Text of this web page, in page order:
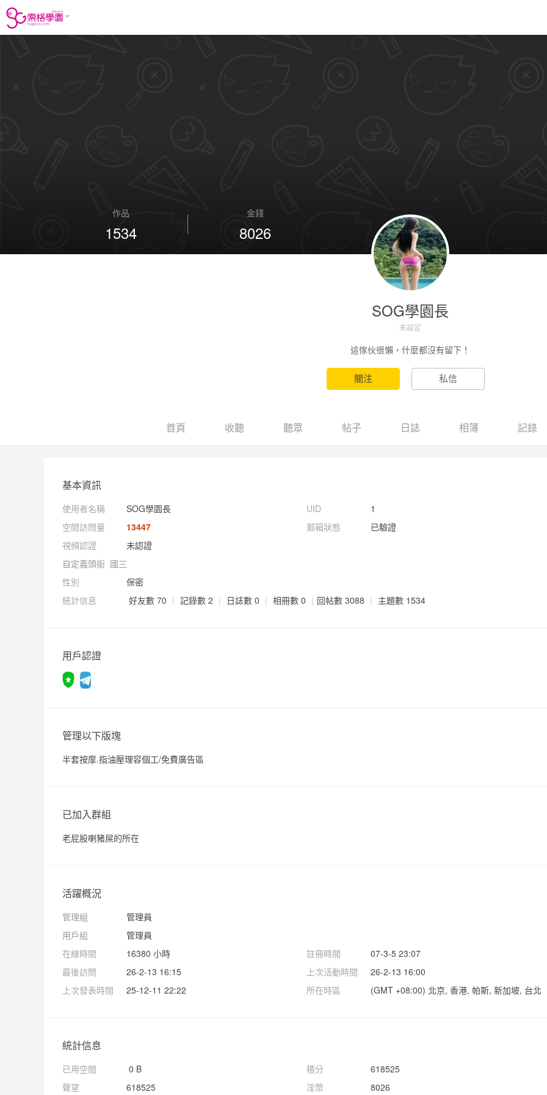
作品
1534
金錢
8026
SOG學園長
未設定
這傢伙很懶，什麼都沒有留下！
首頁 收聽 聽眾 帖子 日誌 相簿 記錄
基本資訊
使用者名稱 SOG學園長 UID
1
空間訪問量
13447 郵箱狀態
已驗證
視頻認證
未認證
自定義頭銜 國三
性別
保密
統計信息
好友數 70 | 記錄數 2 | 日誌數 0 | 相冊數 0 | 回帖數 3088 | 主題數 1534
用戶認證
管理以下版塊
半套按摩.指油壓理容個工/免費廣告區
已加入群組
老屁股喇豬屎的所在
活躍概況
管理組
管理員
用戶組
管理員
在線時間
16380 小時 註冊時間
07-3-5 23:07
最後訪問
26-2-13 16:15 上次活動時間
26-2-13 16:00
上次發表時間
25-12-11 22:22 所在時區 (GMT +08:00) 北京, 香港, 帕斯, 新加坡, 台北
統計信息
已用空間 0 B 積分
618525
聲望
618525 淫幣 8026